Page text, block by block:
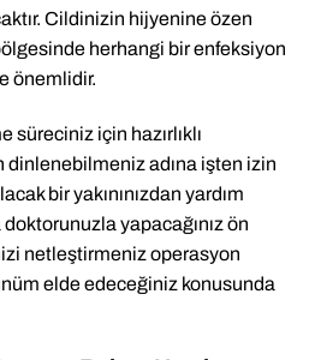
Cildinizin hijyenine özen
herhangi bir enfeksiyon
önemlidir.
süreciniz için hazırlıklı
dinlenebilmeniz adına işten izin
bir yakınınızdan yardım
yapacağınız ön
netleştirmeniz operasyon
elde edeceğiniz konusunda